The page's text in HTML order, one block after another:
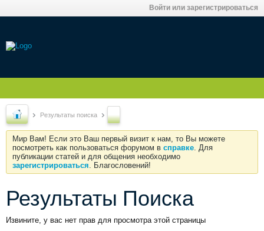
Войти или зарегистрироваться
Результаты поиска
Мир Вам! Если это Ваш первый визит к нам, то Вы можете
посмотреть как пользоваться форумом в справке. Для
публикации статей и для общения необходимо
зарегистрироваться. Благословений!
Результаты Поиска
Извините, у вас нет прав для просмотра этой страницы